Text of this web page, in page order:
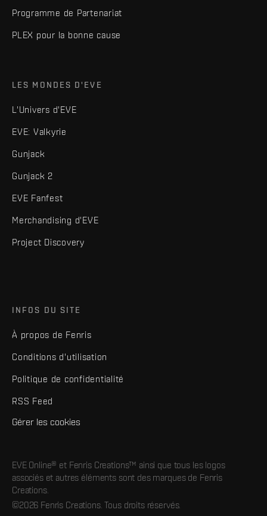
Programme de Partenariat
PLEX pour la bonne cause
LES MONDES D'EVE
L'Univers d'EVE
EVE: Valkyrie
Gunjack
Gunjack 2
EVE Fanfest
Merchandising d'EVE
Project Discovery
INFOS DU SITE
À propos de Fenris
Conditions d'utilisation
Politique de confidentialité
RSS Feed
Gérer les cookies
EVE Online® et Fenris Creations™ ainsi que tous les logos
associés et autres éléments sont des marques de Fenris
Creations.
©2026 Fenris Creations. Tous droits réservés.